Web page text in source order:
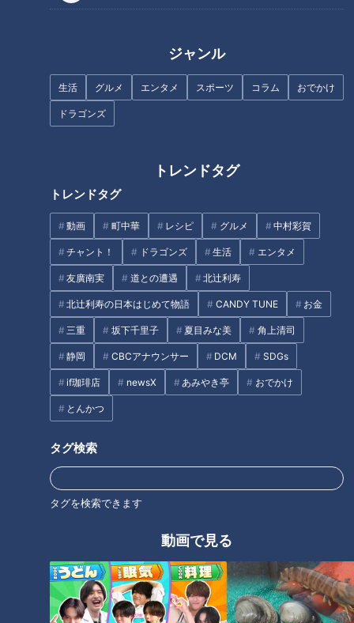
ジャンル
生活 グルメ エンタメ スポーツ コラム おでかけ
ドラゴンズ
トレンドタグ
トレンドタグ
動画 町中華 レシピ グルメ 中村彩賀
チャント！ ドラゴンズ 生活 エンタメ
友廣南実 道との遭遇 北辻利寿
北辻利寿の日本はじめて物語 CANDY TUNE お金
三重 坂下千里子 夏目みな美 角上清司
静岡 CBCアナウンサー DCM SDGs
if珈琲店 newsX あみやき亭 おでかけ
とんかつ
タグ検索
タグを検索できます
動画で見る
を防ぐ効果があるほか、糖質の消化や吸収を穏やかにしたり、
代謝アップの役割もあるそう。
石塚「おにぎりに梅干しとか入ってるといいんだよね」
梅干しといえばおにぎりですが、実は梅干しおにぎりは美味し
いだけではないのです。ご飯が冷える過程で増加するレジスタ
ントスターチという成分が、梅干しと相性抜群なのだとか。
北村「お腹の腹持ちがよくなりますよ」
血糖値の上昇を抑え腸内環境を整える働きをするため、ダイエ
ットや腸活にも効果的なようです。
生食は避けて
ただし、美味しくて健康効果も抜群な梅を食べる上で気をつけ
なくてはならないことがあります。
北村「生の梅を食べちゃダメですよ」
物が含まれており、食べると呼吸困難やめまいを引き起こす可
能性があるとか。
これらは熟す過程で分解されるため完熟梅であれば生食もでき
るようですが、強い酸味があり胃に負担がかかるため、注意が